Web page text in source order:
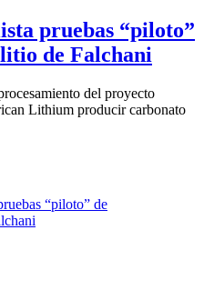
pruebas “piloto”
de Falchani
del proyecto
Lithium producir carbonato